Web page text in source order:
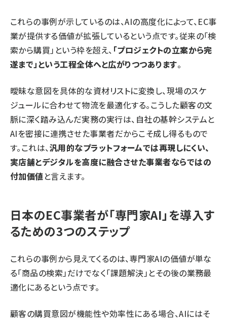
これらの事例が示しているのは、AIの高度化によって、EC事
業が提供する価値が拡張しているという点です。従来の「検
索から購買」という枠を超え、 「プロジェクトの立案から完
遂まで」という工程全体へと広がりつつあります。
曖昧な意図を具体的な資材リストに変換し、現場のスケ
ジュールに合わせて物流を最適化する。こうした顧客の文
脈に深く踏み込んだ実務の実行は、自社の基幹システムと
AIを密接に連携させた事業者だからこそ成し得るもので
す。これは、汎用的なプラットフォームでは再現しにくい、
実店舗とデジタルを高度に融合させた事業者ならではの
付加価値と言えます。
日本のEC事業者が「専門家AI」を導入す
るための3つのステップ
これらの事例から見えてくるのは、専門家AIの価値が単な
る「商品の検索」だけでなく「課題解決」とその後の業務最
適化にあるという点です。
顧客の購買意図が機能性や効率性にある場合、AIにはそ